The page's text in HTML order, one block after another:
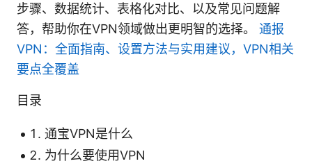
步骤、数据统计、表格化对比、以及常见问题解
答，帮助你在VPN领域做出更明智的选择。 通报
VPN：全面指南、设置方法与实用建议，VPN相关
要点全覆盖
目录
通宝VPN是什么
为什么要使用VPN